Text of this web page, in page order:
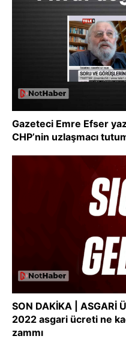
Gazeteci Emre Efser
CHP’nin uzlaşmacı
SON DAKİKA | ASGARİ
2022 asgari ücreti ne
zammı